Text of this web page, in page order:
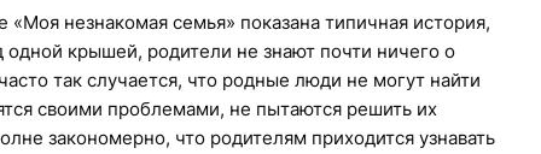
незнакомая семья» показана типичная история,
одной крышей, родители не знают почти ничего о
так случается, что родные люди не могут найти
своими проблемами, не пытаются решить их
закономерно, что родителям приходится узнавать